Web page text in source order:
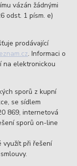
vázán žádnými
odst. 1 písm. e)
prodávající
. Informaci o
na elektronickou
sporů z kupní
se sídlem
869, internetová
sporů on-line
využít při řešení